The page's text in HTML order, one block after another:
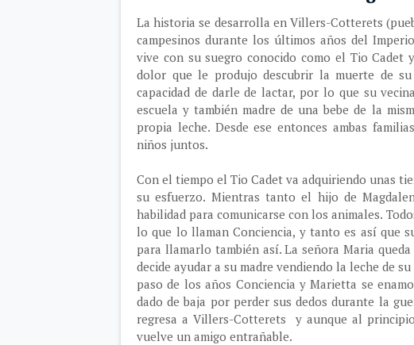
La historia se desarrolla en Villers-Cotterets
campesinos durante los últimos años del
vive con su suegro conocido como el Tio
dolor que le produjo descubrir la muerte de
capacidad de darle de lactar, por lo que su
escuela y también madre de una bebe de la
propia leche. Desde ese entonces ambas
niños juntos.
Con el tiempo el Tio Cadet va adquiriendo unas
su esfuerzo. Mientras tanto el hijo de
habilidad para comunicarse con los animales.
lo que lo llaman Conciencia, y tanto es así que
para llamarlo también así. La señora Maria
decide ayudar a su madre vendiendo la leche de
paso de los años Conciencia y Marietta se
dado de baja por perder sus dedos durante la
regresa a Villers-Cotterets y aunque al
vuelve un amigo entrañable.